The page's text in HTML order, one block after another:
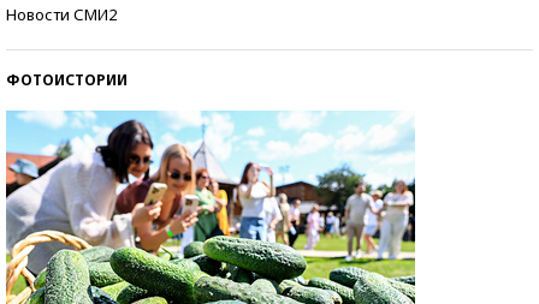
Новости СМИ2
ФОТОИСТОРИИ